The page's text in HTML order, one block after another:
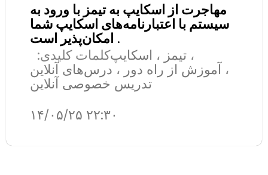
مهاجرت از اسکایپ به تیمز با ورود به
سیستم با اعتبارنامه‌های اسکایپ شما
امکان‌پذیر است .
کلمات کلیدی:اسکایپ ، تیمز ،
درس‌های آنلاین ، آموزش از راه دور ،
تدریس خصوصی آنلاین
۱۴/۰۵/۲۵ ۲۲:۳۰